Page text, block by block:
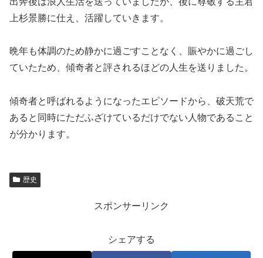
上杉景勝に仕え、活躍していきます。
晩年も体調のため静かに過ごすことなく、賑やかに過ごし
ていたため、傾奇者と評されるほどの人生を送りました。
傾奇者と呼ばれるようになったエピソードから、破天荒で
あると同時にただふざけているだけでない人物であること
が分かります。
歴史
スポンサーリンク
シェアする